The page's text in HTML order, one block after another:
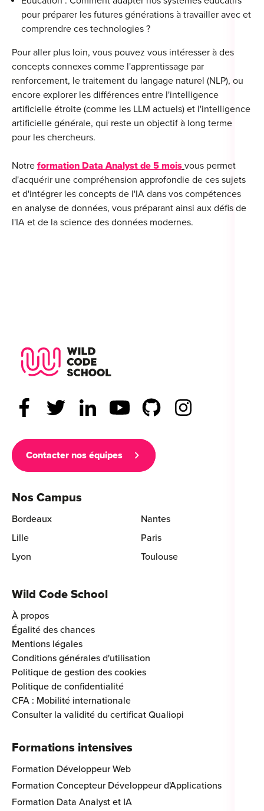
pour préparer les futures générations à travailler avec et
comprendre ces technologies ?
Pour aller plus loin, vous pouvez vous intéresser à des
concepts connexes comme l'apprentissage par
renforcement, le traitement du langage naturel (NLP), ou
encore explorer les différences entre l'intelligence
artificielle étroite (comme les LLM actuels) et l'intelligence
artificielle générale, qui reste un objectif à long terme
pour les chercheurs.
Notre formation Data Analyst de 5 mois vous permet
d'acquérir une compréhension approfondie de ces sujets
et d'intégrer les concepts de l'IA dans vos compétences
en analyse de données, vous préparant ainsi aux défis de
l'IA et de la science des données modernes.
Contacter nos équipes
Nos Campus
Bordeaux
Lille
Lyon
Nantes
Paris
Toulouse
Wild Code School
À propos
Égalité des chances
Mentions légales
Conditions générales d'utilisation
Politique de gestion des cookies
Politique de confidentialité
CFA : Mobilité internationale
Consulter la validité du certificat Qualiopi
Formations intensives
Formation Développeur Web
Formation Concepteur Développeur d'Applications
Formation Data Analyst et IA